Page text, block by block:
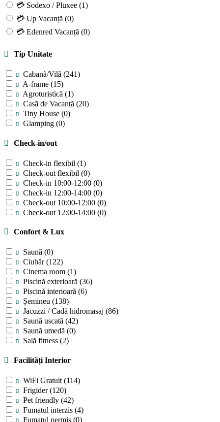
💳 Sodexo / Pluxee (1)
💳 Up Vacanță (0)
💳 Edenred Vacanță (0)
Tip Unitate
Cabanã/Vilã (241)
A-frame (15)
Agroturisticã (1)
Casã de Vacanță (20)
Tiny House (0)
Glamping (0)
Check-in/out
Check-in flexibil (1)
Check-out flexibil (0)
Check-in 10:00-12:00 (0)
Check-in 12:00-14:00 (0)
Check-out 10:00-12:00 (0)
Check-out 12:00-14:00 (0)
Confort & Lux
Saună (0)
Ciubăr(122)
Cinema room (1)
Piscină exterioară (36)
Piscină interioară (6)
Șemineu (138)
Jacuzzi / Cadă hidromasaj (86)
Saună uscată (42)
Saună umedă (0)
Sală fitness (2)
Facilități Interior
WiFi Gratuit (114)
Frigider(120)
Pet friendly (42)
Fumatul interzis (4)
Fumatul permis (0)